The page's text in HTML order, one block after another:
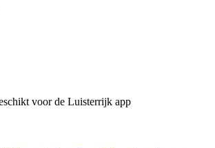
voor de Luisterrijk app